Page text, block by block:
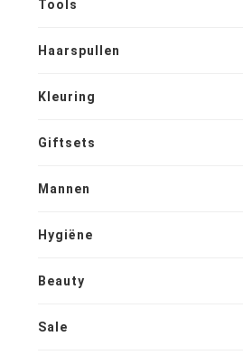
Tools
Haarspullen
Kleuring
Giftsets
Mannen
Hygiëne
Beauty
Sale